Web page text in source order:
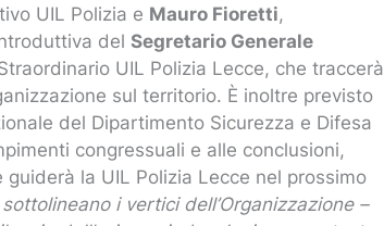
UIL Polizia e Mauro Fioretti,
del Segretario Generale
UIL Polizia Lecce, che traccerà
sul territorio. È inoltre previsto
del Dipartimento Sicurezza e Difesa
congressuali e alle conclusioni,
la UIL Polizia Lecce nel prossimo
i vertici dell’Organizzazione –